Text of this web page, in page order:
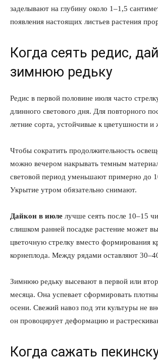
КавПолит
ПОДПИСАТЬСЯ СЕЙЧАС
заделывают на глубину около 1–1,5
появления настоящих листьев растения
Когда сеять редис,
зимнюю редьку
Редис в первой половине июля часто
длинного светового дня. Для повторного
летние сорта, устойчивые к цветушности и
Чтобы сократить продолжительность
можно вечером накрывать темным
световой период уменьшают примерно до
Укрытие утром обязательно снимают.
Дайкон в июле лучше сеять после 10–15
слишком ранней посадке растение может
цветочную стрелку вместо формирования
корнеплода. Между рядами оставляют
Зимнюю редьку высевают в первой или
месяца. Она успевает сформировать
осени. Свежий навоз под эти культуры не
он провоцирует деформацию и
Когда сажать